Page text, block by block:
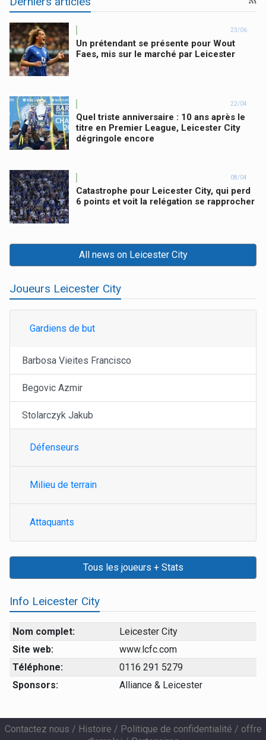
23/06
Un prétendant se présente pour Wout
Faes, mis sur le marché par Leicester
22/04
Quel triste anniversaire : 10 ans après le
titre en Premier League, Leicester City
dégringole encore
08/04
Catastrophe pour Leicester City, qui perd
6 points et voit la relégation se rapprocher
All news on Leicester City
Joueurs Leicester City
Gardiens de but
Barbosa Vieites Francisco
Begovic Azmir
Stolarczyk Jakub
Défenseurs
Milieu de terrain
Attaquants
Tous les joueurs + Stats
Info Leicester City
Nom complet:
Leicester City
Site web:
www.lcfc.com
Téléphone:
0116 291 5279
Sponsors:
Alliance & Leicester
Contactez nous / Histoire / Politique de confidentialité / offre